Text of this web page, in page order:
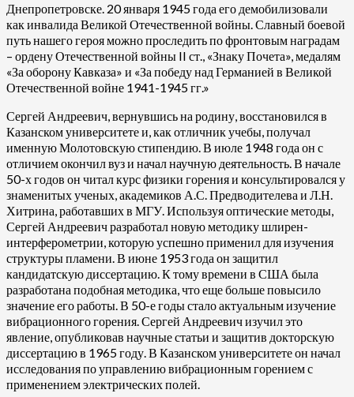
Днепропетровске. 20 января 1945 года его демобилизовали
как инвалида Великой Отечественной войны. Славный боевой
путь нашего героя можно проследить по фронтовым наградам
– ордену Отечественной войны II ст., «Знаку Почета», медалям
«За оборону Кавказа» и «За победу над Германией в Великой
Отечественной войне 1941-1945 гг.»
Сергей Андреевич, вернувшись на родину, восстановился в
Казанском университете и, как отличник учебы, получал
именную Молотовскую стипендию. В июле 1948 года он с
отличием окончил вуз и начал научную деятельность. В начале
50-х годов он читал курс физики горения и консультировался у
знаменитых ученых, академиков А.С. Предводителева и Л.Н.
Хитрина, работавших в МГУ. Используя оптические методы,
Сергей Андреевич разработал новую методику шлирен-
интерферометрии, которую успешно применил для изучения
структуры пламени. В июне 1953 года он защитил
кандидатскую диссертацию. К тому времени в США была
разработана подобная методика, что еще больше повысило
значение его работы. В 50-е годы стало актуальным изучение
вибрационного горения. Сергей Андреевич изучил это
явление, опубликовав научные статьи и защитив докторскую
диссертацию в 1965 году. В Казанском университете он начал
исследования по управлению вибрационным горением с
применением электрических полей.